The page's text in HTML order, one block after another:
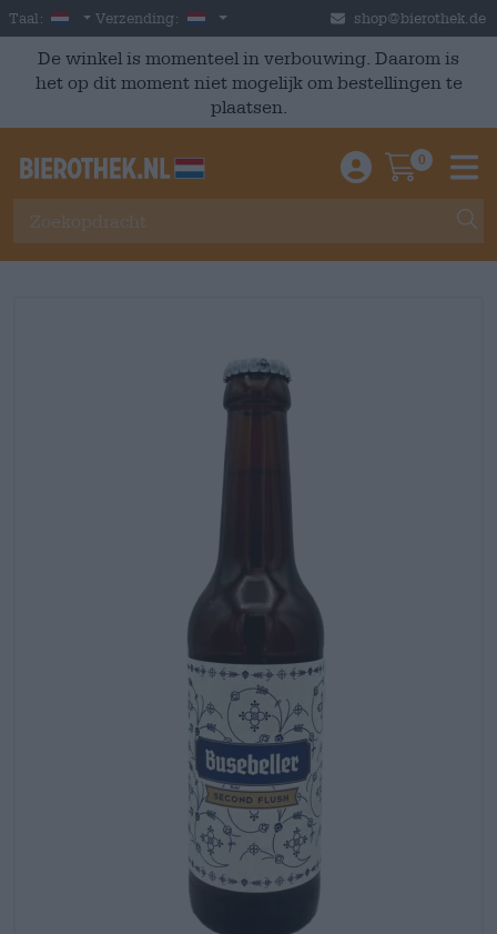
Skip to main content
Taal: Dutch
Verzending: Nederland shop@bierothek.de
De winkel is momenteel in verbouwing. Daarom is
het op dit moment niet mogelijk om bestellingen te
plaatsen.
Einloggen /
0